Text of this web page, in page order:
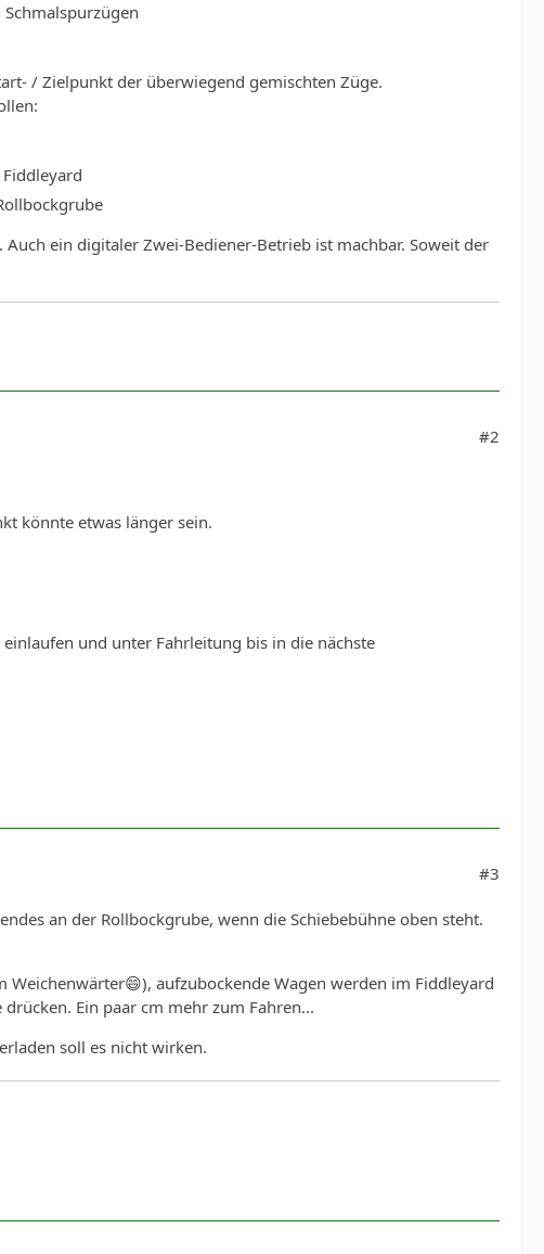
/ Zielpunkt der überwiegend gemischten Züge.
ein digitaler Zwei-Bediener-Betrieb ist machbar. Soweit der
#2
könnte etwas länger sein.
und unter Fahrleitung bis in die nächste
#3
an der Rollbockgrube, wenn die Schiebebühne oben steht.
aufzubockende Wagen werden im Fiddleyard
Ein paar cm mehr zum Fahren...
soll es nicht wirken.